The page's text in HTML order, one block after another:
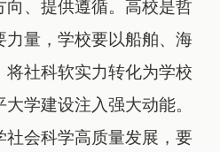
、提供遵循。高校是哲
力量，学校要以船舶、海
社科软实力转化为学校
学建设注入强大动能。
社会科学高质量发展，要